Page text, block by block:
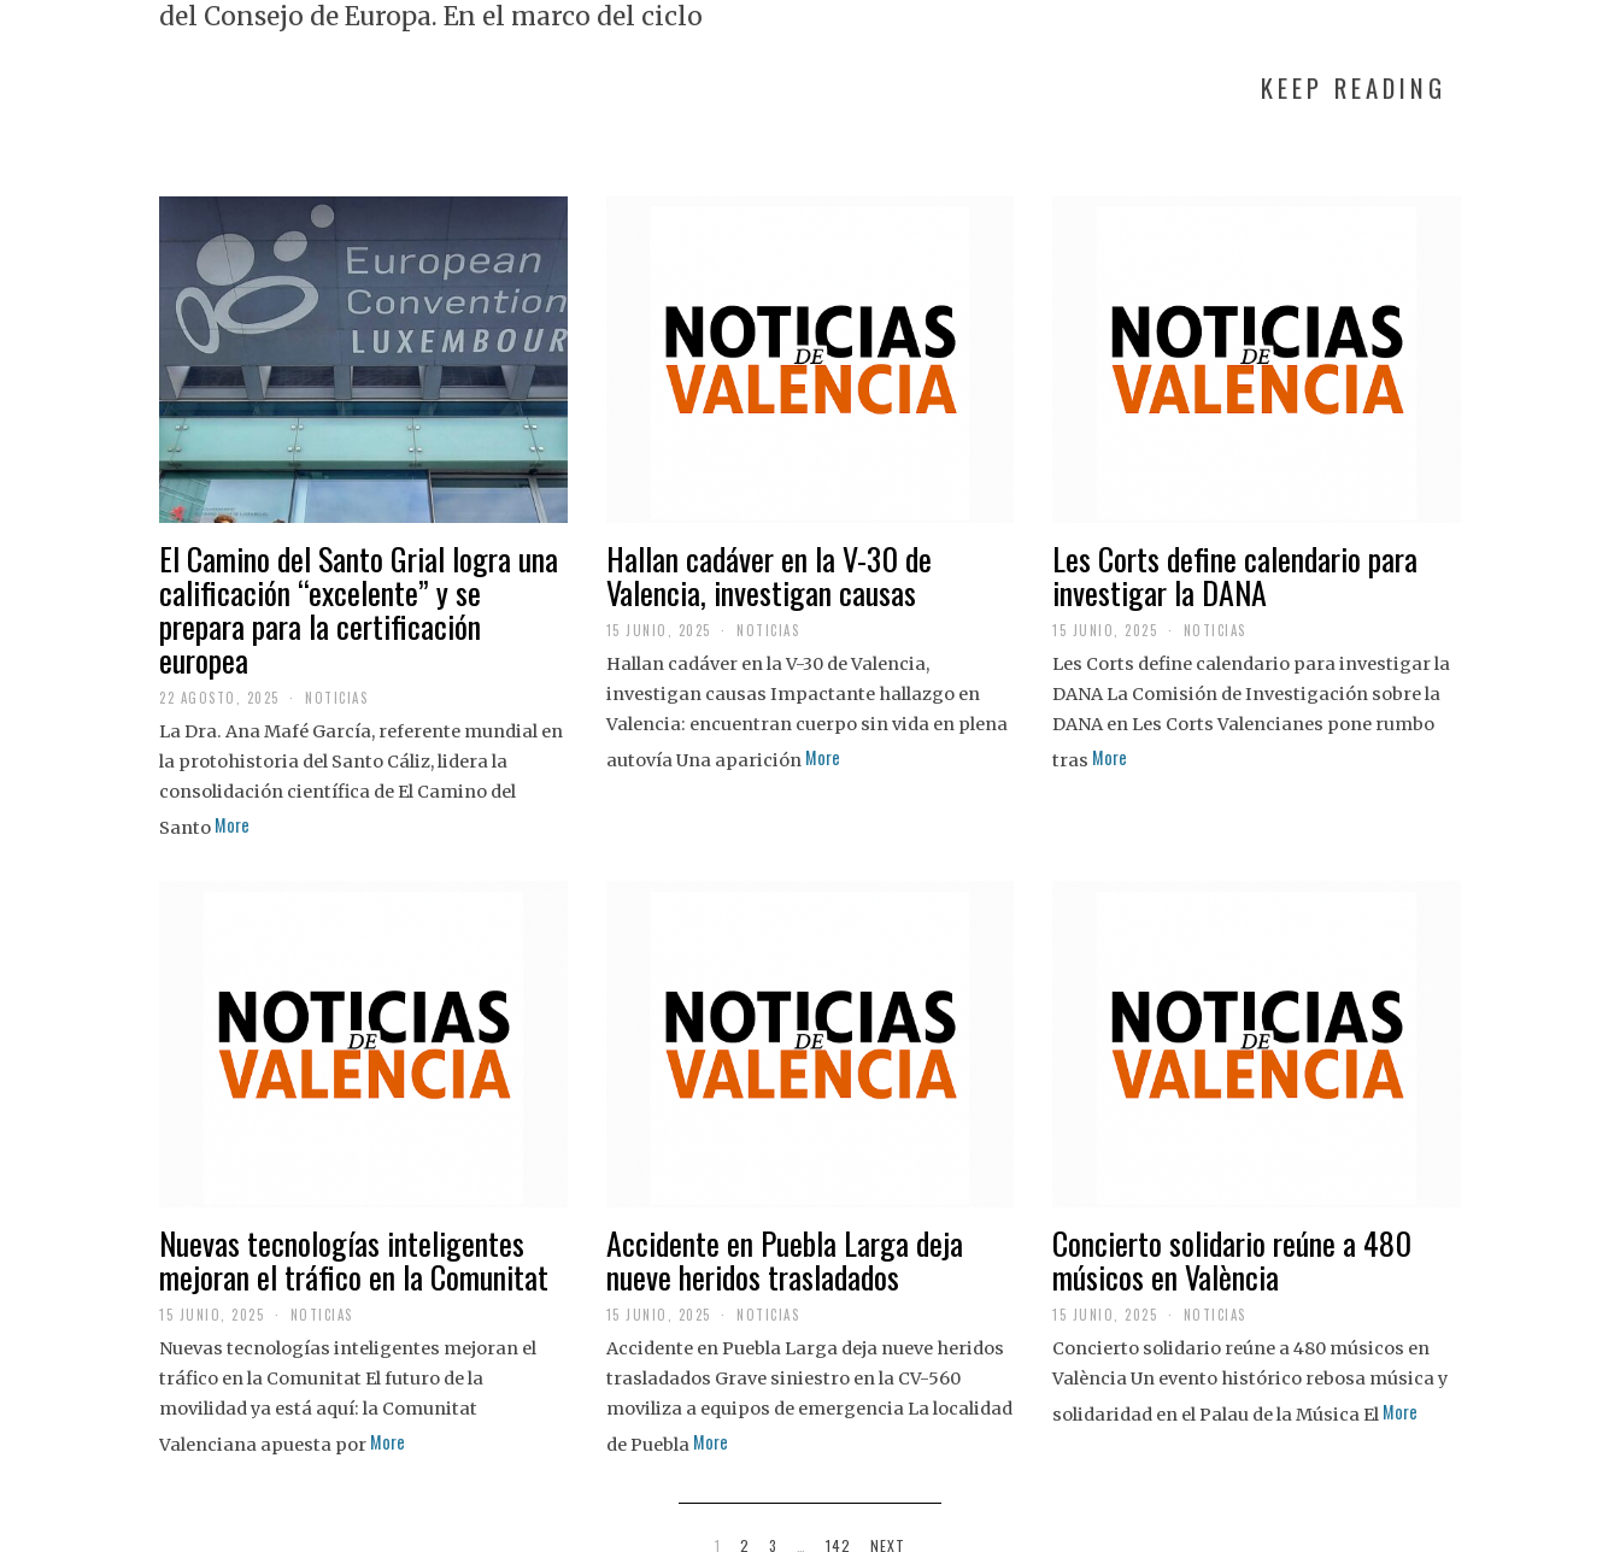
del Consejo de Europa. En el marco del ciclo
KEEP READING
El Camino del Santo Grial logra una
calificación “excelente” y se
prepara para la certificación
europea
22 AGOSTO, 2025
A
G
O
S
NOTICIAS
La Dra. Ana Mafé García, referente mundial en
la protohistoria del Santo Cáliz, lidera la
consolidación científica de El Camino del
Santo More
Hallan cadáver en la V-30 de
Valencia, investigan causas
15 JUNIO, 2025 NOTICIAS
Hallan cadáver en la V-30 de Valencia,
investigan causas Impactante hallazgo en
Valencia: encuentran cuerpo sin vida en plena
autovía Una aparición More
Les Corts define calendario para
investigar la DANA
15 JUNIO, 2025 NOTICIAS
Les Corts define calendario para investigar la
DANA La Comisión de Investigación sobre la
DANA en Les Corts Valencianes pone rumbo
tras More
Nuevas tecnologías inteligentes
mejoran el tráfico en la Comunitat
15 JUNIO, 2025 NOTICIAS
Nuevas tecnologías inteligentes mejoran el
tráfico en la Comunitat El futuro de la
movilidad ya está aquí: la Comunitat
Valenciana apuesta por More
Accidente en Puebla Larga deja
nueve heridos trasladados
15 JUNIO, 2025 NOTICIAS
Accidente en Puebla Larga deja nueve heridos
trasladados Grave siniestro en la CV-560
moviliza a equipos de emergencia La localidad
de Puebla More
Concierto solidario reúne a 480
músicos en València
15 JUNIO, 2025 NOTICIAS
Concierto solidario reúne a 480 músicos en
València Un evento histórico rebosa música y
solidaridad en el Palau de la Música El More
1 2 3 … 142 NEXT